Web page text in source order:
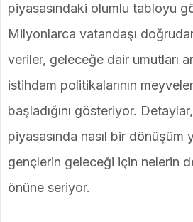
piyasasındaki olumlu tabloyu
Milyonlarca vatandaşı
veriler, geleceğe dair umutları
istihdam politikalarının
başladığını gösteriyor.
piyasasında nasıl bir dönüşüm
gençlerin geleceği için nelerin
önüne seriyor.